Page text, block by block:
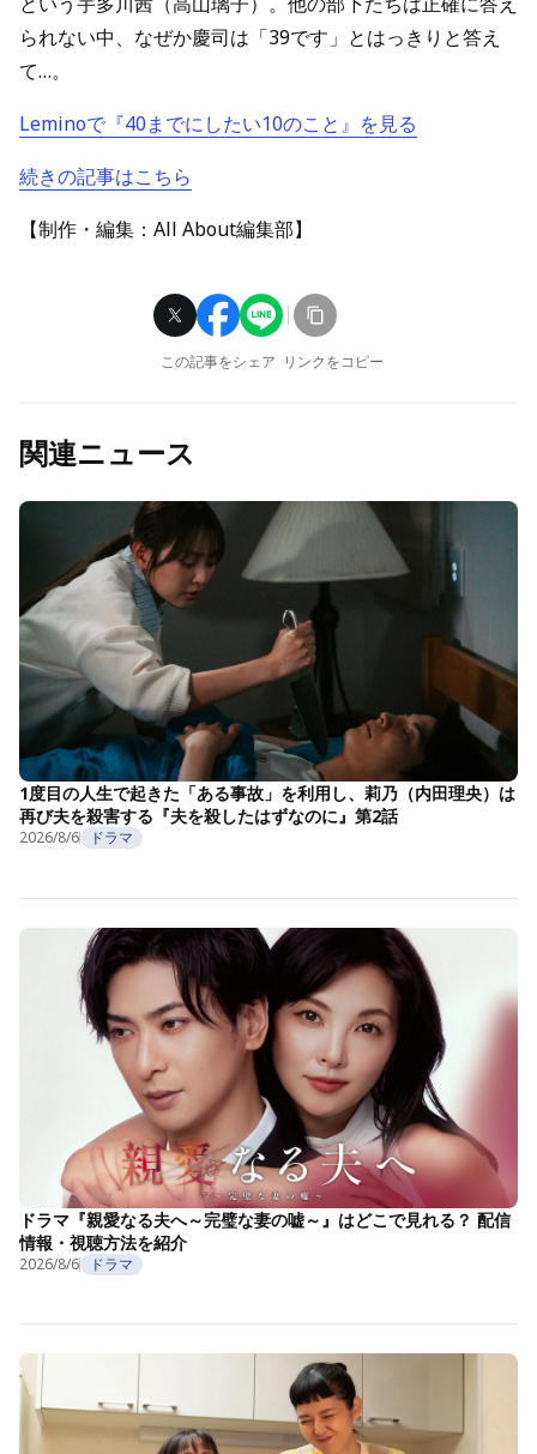
られない中、なぜか慶司は「39です」とはっきりと答え
て…。
Leminoで『40までにしたい10のこと』を見る
続きの記事はこちら
【制作・編集：All About編集部】
この記事をシェア リンクをコピー
関連ニュース
1度目の人生で起きた「ある事故」を利用し、莉乃（内田理央）は
再び夫を殺害する『夫を殺したはずなのに』第2話
2026/8/6 ドラマ
ドラマ『親愛なる夫へ～完璧な妻の嘘～』はどこで見れる？ 配信
情報・視聴方法を紹介
2026/8/6 ドラマ